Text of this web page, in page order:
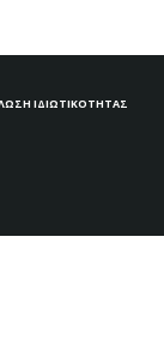
ΙΔΙΩΤΙΚΌΤΗΤΑΣ